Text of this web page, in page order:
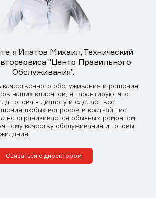
я Ипатов Михаил, Технический
"Центр Правильного
Обслуживания".
качественного обслуживания и решения
наших клиентов, я гарантирую, что
готова к диалогу и сделает все
любых вопросов в кратчайшие
не ограничивается обычным ремонтом,
качеству обслуживания и готовы
Связаться с директором